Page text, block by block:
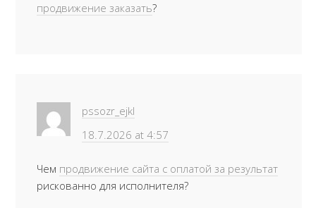
продвижение заказать?
pssozr_ejkl
18.7.2026 at 4:57
Чем продвижение сайта с оплатой за результат
рискованно для исполнителя?